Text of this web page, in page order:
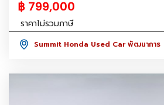
฿ 799,000
ราคาไม่รวมภาษี
Summit Honda Used Car พัฒนาการ